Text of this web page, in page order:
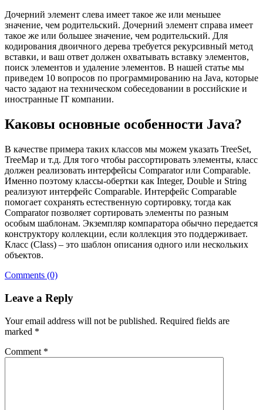
Дочерний элемент слева имеет такое же или меньшее
значение, чем родительский. Дочерний элемент справа имеет
такое же или большее значение, чем родительский. Для
кодирования двоичного дерева требуется рекурсивный метод
вставки, и ваш ответ должен охватывать вставку элементов,
поиск элементов и удаление элементов. В нашей статье мы
приведем 10 вопросов по программированию на Java, которые
часто задают на техническом собеседовании в российские и
иностранные IT компании.
Каковы основные особенности Java?
В качестве примера таких классов мы можем указать TreeSet,
TreeMap и т.д. Для того чтобы рассортировать элементы, класс
должен реализовать интерфейсы Comparator или Comparable.
Именно поэтому классы-обертки как Integer, Double и String
реализуют интерфейс Comparable. Интерфейс Comparable
помогает сохранять естественную сортировку, тогда как
Comparator позволяет сортировать элементы по разным
особым шаблонам. Экземпляр компаратора обычно передается
конструктору коллекции, если коллекция это поддерживает.
Класс (Class) – это шаблон описания одного или нескольких
объектов.
Comments (0)
Leave a Reply
Your email address will not be published. Required fields are
marked *
Comment *